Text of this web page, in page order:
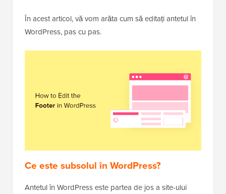
În acest articol, vă vom arăta cum să editați antetul în
WordPress, pas cu pas.
Ce este subsolul în WordPress?
Antetul în WordPress este partea de jos a site-ului